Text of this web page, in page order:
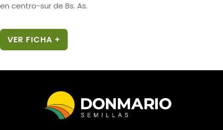
en centro-sur de Bs. As.
VER FICHA +